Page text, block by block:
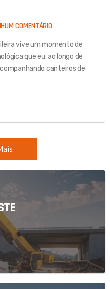
COMENTÁRIO
vive um momento de
que eu, ao longo de
canteiros de